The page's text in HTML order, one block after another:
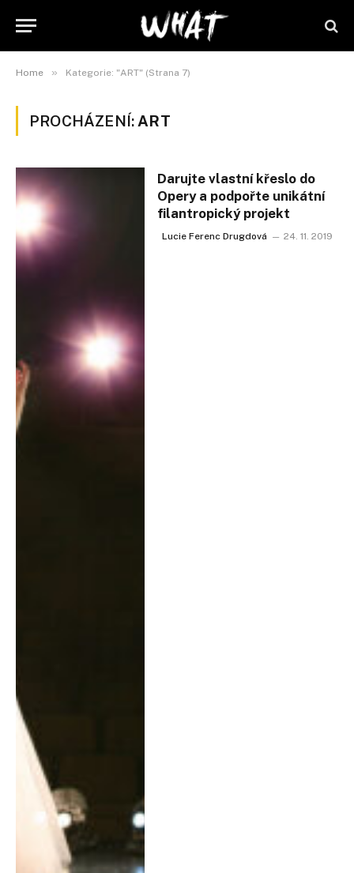
Home » Kategorie: "ART" (Strana 7)
PROCHÁZENÍ: ART
Darujte vlastní křeslo do
Opery a podpořte unikátní
filantropický projekt
Lucie Ferenc Drugdová 24. 11. 2019